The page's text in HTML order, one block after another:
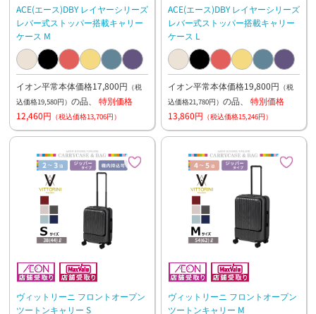
ACE(エース)DBY レイヤーシリーズ
レバー式ストッパー搭載キャリー
ケース M
イオン平常本体価格17,800円 （税
込価格19,580円） の品、 特別価格
12,460円 （税込価格13,706円）
ACE(エース)DBY レイヤーシリーズ
レバー式ストッパー搭載キャリー
ケース L
イオン平常本体価格19,800円 （税
込価格21,780円） の品、 特別価格
13,860円 （税込価格15,246円）
ヴィットリーニ フロントオープン
ツートンキャリー S
ヴィットリーニ フロントオープン
ツートンキャリー M